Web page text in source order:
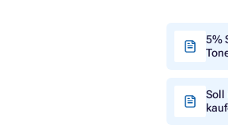
5%
Soll